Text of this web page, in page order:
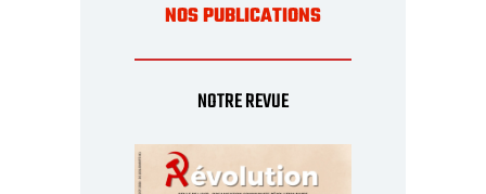
NOS PUBLICATIONS
NOTRE REVUE